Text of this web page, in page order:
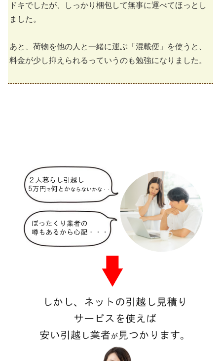
ドキでしたが、しっかり梱包して無事に運べてほっとし
ました。
あと、荷物を他の人と一緒に運ぶ「混載便」を使うと、
料金が少し抑えられるっていうのも勉強になりました。